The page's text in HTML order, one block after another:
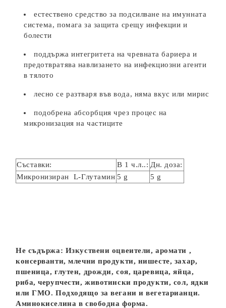
естествено средство за подсилване на имунната
система, помага за защита срещу инфекции и
болести
поддържа интегритета на чревната бариера и
предотвратява навлизането на инфекциозни агенти
в тялото
лесно се разтваря във вода, няма вкус или мирис
подобрена абсорбция чрез процес на
микронизация на частиците
Съставки: В 1 ч.л..: Дн. доза:
Микронизиран L-Глутамин 5 g 5 g
Не съдържа: Изкуствени оцвеители, аромати ,
консерванти, млечни продукти, нишесте, захар,
пшеница, глутен, дрожди, соя, царевица, яйца,
риба, черупчести, животински продукти, сол, ядки
или ГМО. Подходящо за вегани и вегетарианци.
Аминокиселина в свободна форма.